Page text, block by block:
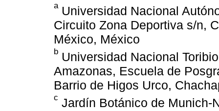
aUniversidad Nacional
Circuito Zona Deportiva s/n,
México, México
b Universidad Nacional
Amazonas, Escuela de
Barrio de Higos Urco,
c Jardín Botánico de Munich-